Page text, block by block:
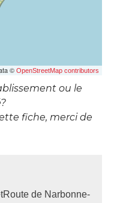
© OpenStreetMap contributors
ou le
fiche, merci de
de Narbonne-